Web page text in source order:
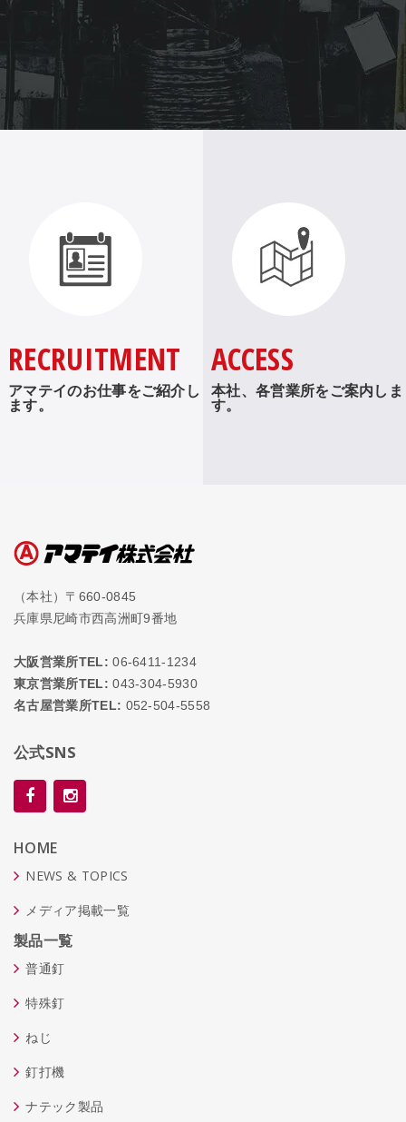
RECRUITMENT
アマテイのお仕事をご紹介し
ます。
ACCESS
本社、各営業所をご案内しま
す。
（本社）〒660-0845
兵庫県尼崎市西高洲町9番地
大阪営業所TEL: 06-6411-1234
東京営業所TEL: 043-304-5930
名古屋営業所TEL: 052-504-5558
公式SNS
HOME
NEWS & TOPICS
メディア掲載一覧
製品一覧
普通釘
特殊釘
ねじ
釘打機
ナテック製品